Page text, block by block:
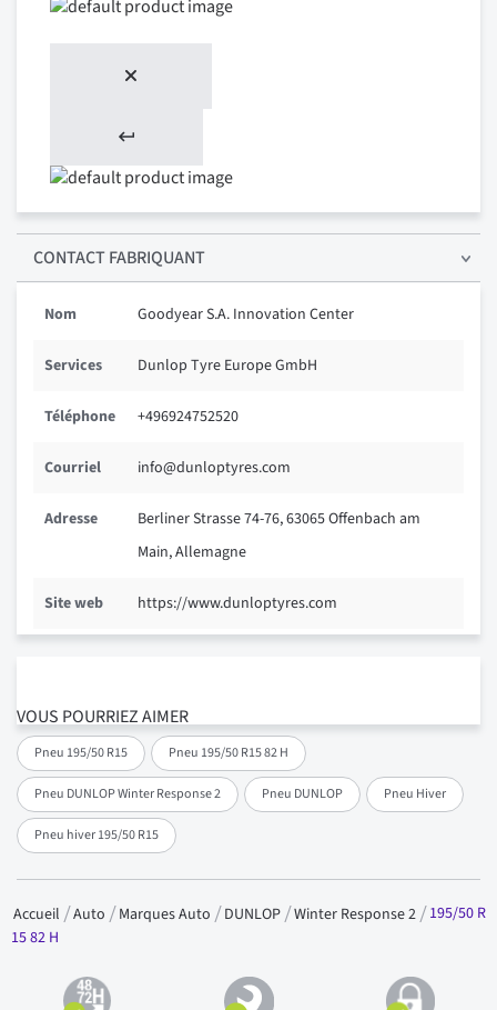
VOUS POURRIEZ AIMER
Pneu 195/50 R15 Pneu 195/50 R15 82 H
Pneu DUNLOP Winter Response 2 Pneu DUNLOP Pneu Hiver
Pneu hiver 195/50 R15
CONTACT FABRIQUANT
Nom Goodyear S.A. Innovation Center
Services Dunlop Tyre Europe GmbH
Téléphone +496924752520
Courriel info@dunloptyres.com
Adresse
Berliner Strasse 74-76, 63065 Offenbach am
Main, Allemagne
Site web https://www.dunloptyres.com
Accueil Auto Marques Auto DUNLOP Winter Response 2
195/50 R
15 82 H